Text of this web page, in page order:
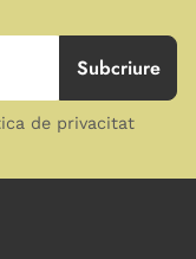
de privacitat